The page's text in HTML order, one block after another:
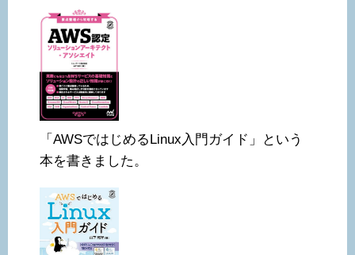
「AWSではじめるLinux入門ガイド」という
本を書きました。